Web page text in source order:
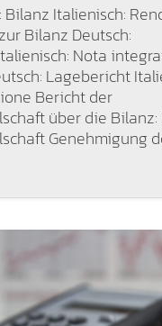
Bilanz Italienisch:
Bilanz Deutsch:
Nota
Lagebericht
Bericht der
über die
Genehmigung